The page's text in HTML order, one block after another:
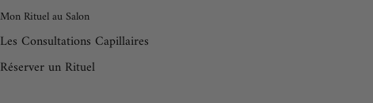
Mon Rituel au Salon
Les Consultations Capillaires
Réserver un Rituel